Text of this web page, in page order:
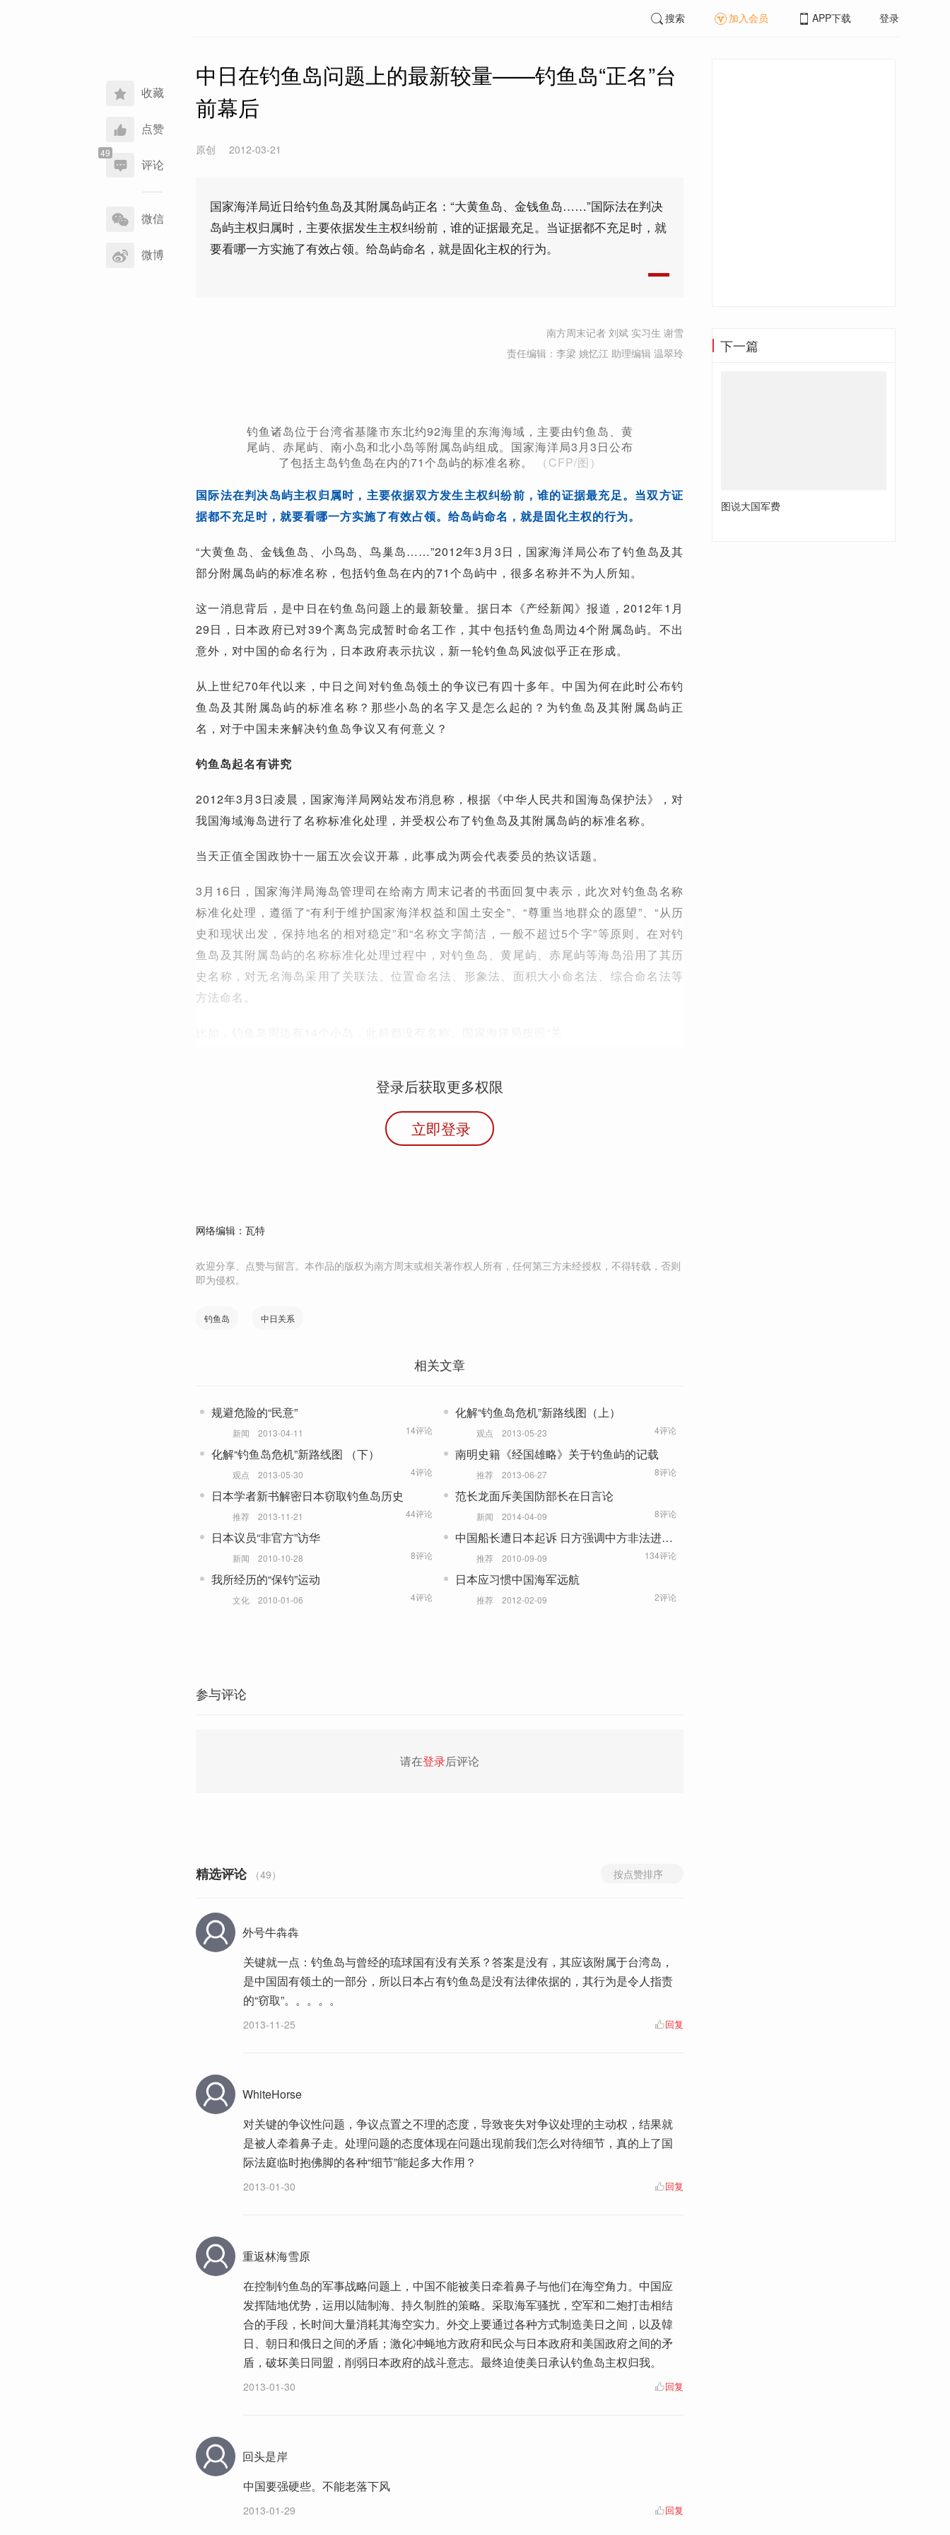
收藏
点赞
评论
享
到
微信
微博
搜索 加入会员 APP下载 登录
中日在钓鱼岛问题上的最新较量——钓鱼岛“正名”台
前幕后
原创 2012-03-21
国家海洋局近日给钓鱼岛及其附属岛屿正名：“大黄鱼岛、金钱鱼岛……”国际法在判决
岛屿主权归属时，主要依据发生主权纠纷前，谁的证据最充足。当证据都不充足时，就
要看哪一方实施了有效占领。给岛屿命名，就是固化主权的行为。
南方周末记者 刘斌 实习生 谢雪
责任编辑：李梁 姚忆江 助理编辑 温翠玲
钓鱼诸岛位于台湾省基隆市东北约92海里的东海海域，主要由钓鱼岛、黄
尾屿、赤尾屿、南小岛和北小岛等附属岛屿组成。国家海洋局3月3日公布
了包括主岛钓鱼岛在内的71个岛屿的标准名称。
（CFP/图）
国际法在判决岛屿主权归属时，主要依据双方发生主权纠纷前，谁的证据最充足。当双方证
据都不充足时，就要看哪一方实施了有效占领。给岛屿命名，就是固化主权的行为。
“大黄鱼岛、金钱鱼岛、小鸟岛、鸟巢岛……”2012年3月3日，国家海洋局公布了钓鱼岛及其
部分附属岛屿的标准名称，包括钓鱼岛在内的71个岛屿中，很多名称并不为人所知。
这一消息背后，是中日在钓鱼岛问题上的最新较量。据日本《产经新闻》报道，2012年1月
29日，日本政府已对39个离岛完成暂时命名工作，其中包括钓鱼岛周边4个附属岛屿。不出
意外，对中国的命名行为，日本政府表示抗议，新一轮钓鱼岛风波似乎正在形成。
从上世纪70年代以来，中日之间对钓鱼岛领土的争议已有四十多年。中国为何在此时公布钓
鱼岛及其附属岛屿的标准名称？那些小岛的名字又是怎么起的？为钓鱼岛及其附属岛屿正
名，对于中国未来解决钓鱼岛争议又有何意义？
钓鱼岛起名有讲究
2012年3月3日凌晨，国家海洋局网站发布消息称，根据《中华人民共和国海岛保护法》，对
我国海域海岛进行了名称标准化处理，并受权公布了钓鱼岛及其附属岛屿的标准名称。
当天正值全国政协十一届五次会议开幕，此事成为两会代表委员的热议话题。
3月16日，国家海洋局海岛管理司在给南方周末记者的书面回复中表示，此次对钓鱼岛名称
标准化处理，遵循了“有利于维护国家海洋权益和国土安全”、“尊重当地群众的愿望”、“从历
史和现状出发，保持地名的相对稳定”和“名称文字简洁，一般不超过5个字”等原则。在对钓
鱼岛及其附属岛屿的名称标准化处理过程中，对钓鱼岛、黄尾屿、赤尾屿等海岛沿用了其历
史名称，对无名海岛采用了关联法、位置命名法、形象法、面积大小命名法、综合命名法等
方法命名。
登录后获取更多权限
立即登录
网络编辑：瓦特
欢迎分享、点赞与留言。本作品的版权为南方周末或相关著作权人所有，任何第三方未经授权，不得转载，否则
即为侵权。
钓鱼岛 中日关系
相关文章
规避危险的“民意”
新闻 2013-04-11 14评论
化解“钓鱼岛危机”新路线图（上）
观点 2013-05-23 4评论
化解“钓鱼岛危机”新路线图 （下）
观点 2013-05-30 4评论
南明史籍《经国雄略》关于钓鱼屿的记载
推荐 2013-06-27 8评论
日本学者新书解密日本窃取钓鱼岛历史
推荐 2013-11-21 44评论
范长龙面斥美国防部长在日言论
新闻 2014-04-09 8评论
日本议员“非官方”访华
新闻 2010-10-28 8评论
中国船长遭日本起诉 日方强调中方非法进入
“日本领海”
推荐 2010-09-09 134评论
我所经历的“保钓”运动
文化 2010-01-06 4评论
日本应习惯中国海军远航
推荐 2012-02-09 2评论
参与评论
请在登录后评论
精选评论 （49） 按点赞排序
外号牛犇犇
关键就一点：钓鱼岛与曾经的琉球国有没有关系？答案是没有，其应该附属于台湾岛，
是中国固有领土的一部分，所以日本占有钓鱼岛是没有法律依据的，其行为是令人指责
的“窃取”。。。。。
2013-11-25 回复
WhiteHorse
对关键的争议性问题，争议点置之不理的态度，导致丧失对争议处理的主动权，结果就
是被人牵着鼻子走。处理问题的态度体现在问题出现前我们怎么对待细节，真的上了国
际法庭临时抱佛脚的各种“细节”能起多大作用？
2013-01-30 回复
重返林海雪原
在控制钓鱼岛的军事战略问题上，中国不能被美日牵着鼻子与他们在海空角力。中国应
发挥陆地优势，运用以陆制海、持久制胜的策略。采取海军骚扰，空军和二炮打击相结
合的手段，长时间大量消耗其海空实力。外交上要通过各种方式制造美日之间，以及韓
日、朝日和俄日之间的矛盾；激化冲蝇地方政府和民众与日本政府和美国政府之间的矛
盾，破坏美日同盟，削弱日本政府的战斗意志。最终迫使美日承认钓鱼岛主权归我。
2013-01-30 回复
回头是岸
中国要强硬些。不能老落下风
2013-01-29 回复
下一篇
图说大国军费